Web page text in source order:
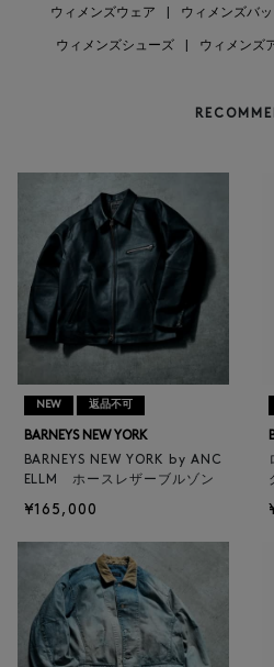
ウィメンズウェア ウィメンズバッ
ウィメンズシューズ ウィメンズ
NEW 返品不可
BARNEYS NEW YORK
BARNEYS NEW YORK by ANC
ELLM ホースレザーブルゾン
¥165,000